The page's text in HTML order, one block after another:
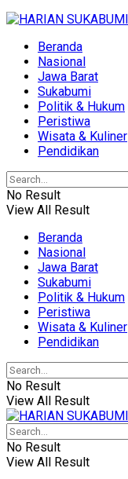
Beranda
Nasional
Jawa Barat
Sukabumi
Politik & Hukum
Peristiwa
Wisata & Kuliner
Pendidikan
No Result
View All Result
Beranda
Nasional
Jawa Barat
Sukabumi
Politik & Hukum
Peristiwa
Wisata & Kuliner
Pendidikan
No Result
View All Result
No Result
View All Result